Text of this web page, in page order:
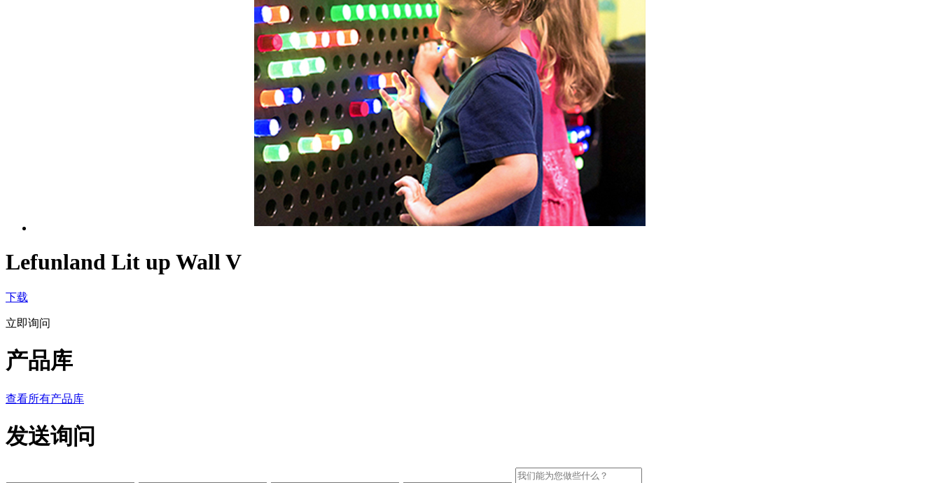
Lefunland Lit up Wall V
下载
立即询问
产品库
查看所有产品库
发送询问